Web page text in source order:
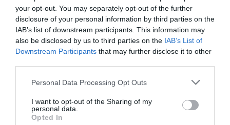
your opt-out. You may separately opt-out of the further
disclosure of your personal information by third parties on the
IAB’s list of downstream participants. This information may
also be disclosed by us to third parties on the IAB’s List of
Downstream Participants that may further disclose it to other
Personal Data Processing Opt Outs
I want to opt-out of the Sharing of my
personal data.
Opted In
Pont aérien: chevilles enflées!
a commenté l'article :
Pointe‑à‑Pitre – Panama City : Air France ouvre un pont
aérien vers l’Amérique latine